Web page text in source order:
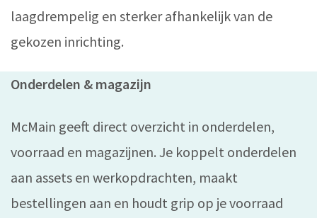
laagdrempelig en sterker afhankelijk van de
gekozen inrichting.
Onderdelen & magazijn
McMain geeft direct overzicht in onderdelen,
voorraad en magazijnen. Je koppelt onderdelen
aan assets en werkopdrachten, maakt
bestellingen aan en houdt grip op je voorraad